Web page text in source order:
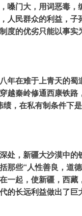
嗓门大，用词恶毒
人民群众的利益，
的优劣只能以事
年在难于上青天的
秦岭修通西康铁
，在私有制条件下是
处，新疆大沙漠中
些“人性善良，
起，使新疆，西
长远利益做出了